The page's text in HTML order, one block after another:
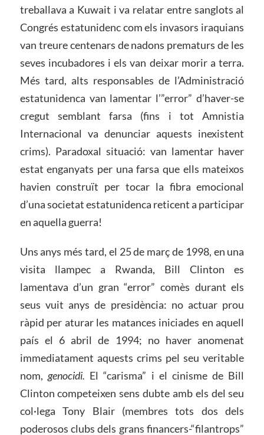
treballava a Kuwait i va relatar entre sanglots al
Congrés estatunidenc com els invasors iraquians
van treure centenars de nadons prematurs de les
seves incubadores i els van deixar morir a terra.
Més tard, alts responsables de l’Administració
estatunidenca van lamentar l’”error” d’haver-se
cregut semblant farsa (fins i tot Amnistia
Internacional va denunciar aquests inexistent
crims). Paradoxal situació: van lamentar haver
estat enganyats per una farsa que ells mateixos
havien construït per tocar la fibra emocional
d’una societat estatunidenca reticent a participar
en aquella guerra!
Uns anys més tard, el 25 de març de 1998, en una
visita llampec a Rwanda, Bill Clinton es
lamentava d’un gran “error” comès durant els
seus vuit anys de presidència: no actuar prou
ràpid per aturar les matances iniciades en aquell
país el 6 abril de 1994; no haver anomenat
immediatament aquests crims pel seu veritable
nom, genocidi. El “carisma” i el cinisme de Bill
Clinton competeixen sens dubte amb els del seu
col·lega Tony Blair (membres tots dos dels
poderosos clubs dels grans financers-“filantrops”